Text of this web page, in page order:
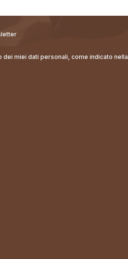
dei miei dati personali, come indicato nella